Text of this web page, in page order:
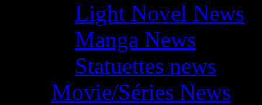
Light Novel News
Manga News
Statuettes news
Movie/Séries News